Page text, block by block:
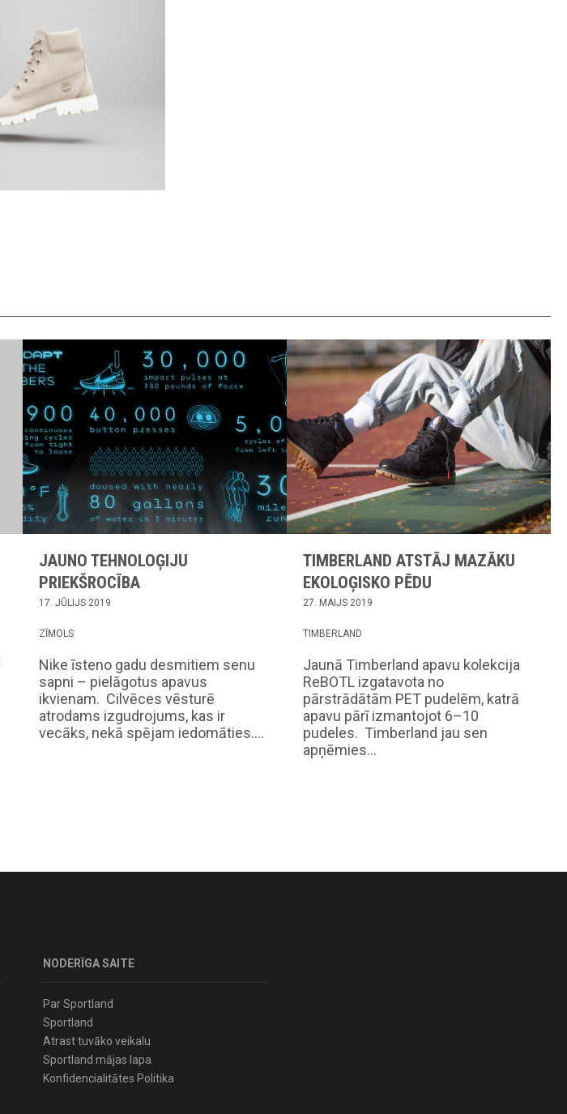
JAUNO TEHNOLOĢIJU
PRIEKŠROCĪBA
17. JŪLIJS 2019
ZĪMOLS
Nike īsteno gadu desmitiem senu
sapni – pielāgotus apavus
ikvienam. Cilvēces vēsturē
atrodams izgudrojums, kas ir
vecāks, nekā spējam iedomāties.…
TIMBERLAND ATSTĀJ MAZĀKU
EKOLOĢISKO PĒDU
27. MAIJS 2019
TIMBERLAND
Jaunā Timberland apavu kolekcija
ReBOTL izgatavota no
pārstrādātām PET pudelēm, katrā
apavu pārī izmantojot 6–10
pudeles. Timberland jau sen
apņēmies…
NODERĪGA SAITE
Par Sportland
Sportland
Atrast tuvāko veikalu
Sportland mājas lapa
Konfidencialitātes Politika